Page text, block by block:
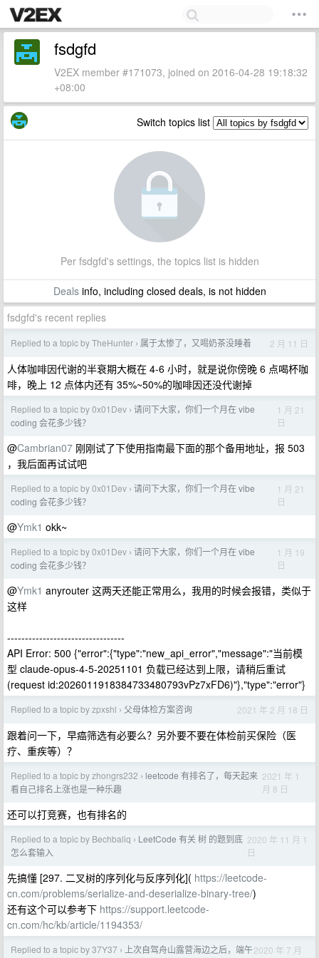
fsdgfd
V2EX member #171073, joined on 2016-04-28 19:18:32
+08:00
Switch topics list
Per fsdgfd's settings, the topics list is hidden
Dealsinfo, including closed deals, is not hidden
fsdgfd's recent replies
Replied to a topic by TheHunter › 属于太惨了，又喝奶茶没睡着 2 月 11 日
人体咖啡因代谢的半衰期大概在 4-6 小时，就是说你傍晚 6 点喝杯咖
啡，晚上 12 点体内还有 35%~50%的咖啡因还没代谢掉
Replied to a topic by 0x01Dev › 请问下大家，你们一个月在 vibe
coding 会花多少钱？
1 月 21
日
@Cambrian07 刚刚试了下使用指南最下面的那个备用地址，报 503
，我后面再试试吧
Replied to a topic by 0x01Dev › 请问下大家，你们一个月在 vibe
coding 会花多少钱？
1 月 21
日
@Ymk1 okk~
Replied to a topic by 0x01Dev › 请问下大家，你们一个月在 vibe
coding 会花多少钱？
1 月 19
日
@Ymk1 anyrouter 这两天还能正常用么，我用的时候会报错，类似于
这样
---------------------------------
API Error: 500 {"error":{"type":"new_api_error","message":"当前模
型 claude-opus-4-5-20251101 负载已经达到上限，请稍后重试
(request id:2026011918384733480793vPz7xFD6)"},"type":"error"}
Replied to a topic by zpxshl › 父母体检方案咨询 2021 年 2 月 18 日
跟着问一下，早癌筛选有必要么？另外要不要在体检前买保险（医
疗、重疾等）？
Replied to a topic by zhongrs232 › leetcode 有排名了，每天起来
看自己排名上涨也是一种乐趣
2021 年 1
月 8 日
还可以打竞赛，也有排名的
Replied to a topic by Bechbaliq › LeetCode 有关 树 的题到底
怎么套输入
2020 年 11 月 1
日
先搞懂 [297. 二叉树的序列化与反序列化]( https://leetcode-
cn.com/problems/serialize-and-deserialize-binary-tree/)
还有这个可以参考下 https://support.leetcode-
cn.com/hc/kb/article/1194353/
Replied to a topic by 37Y37 ›
上次自驾舟山露营海边之后，端午2020 年 7 月